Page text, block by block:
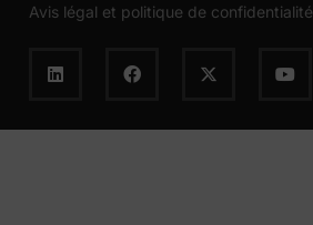
Avis légal et politique de confidentialité